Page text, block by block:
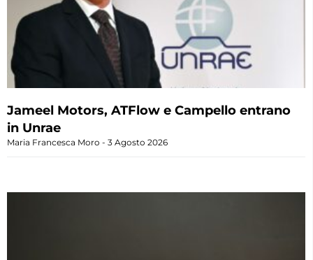
Jameel Motors, ATFlow e Campello entrano
in Unrae
Maria Francesca Moro 3 Agosto 2026